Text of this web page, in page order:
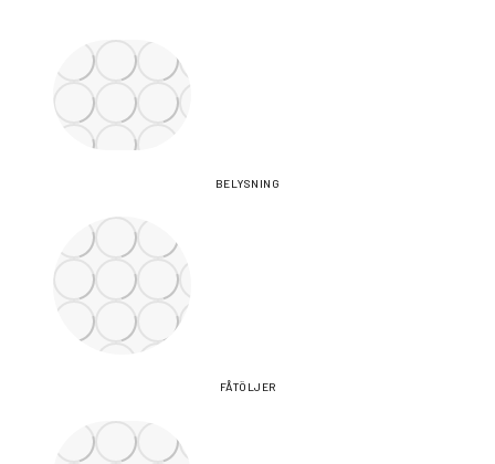
BELYSNING
FÅTÖLJER